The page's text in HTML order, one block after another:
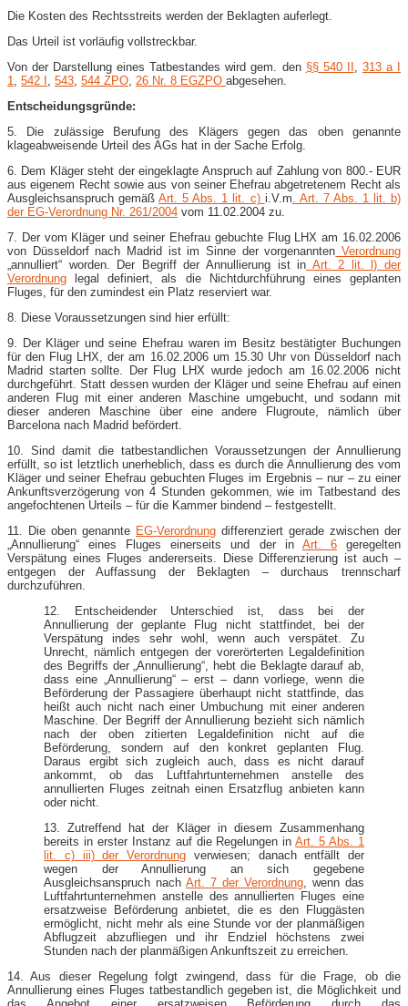
Die Kosten des Rechtsstreits werden der Beklagten auferlegt.
Das Urteil ist vorläufig vollstreckbar.
Von der Darstellung eines Tatbestandes wird gem. den §§ 540 II
313 a I
1
542 I 543 544 ZPO 26 Nr. 8 EGZPO abgesehen.
Entscheidungsgründe:
5. Die zulässige Berufung des Klägers gegen das oben genannte
klageabweisende Urteil des AGs hat in der Sache Erfolg.
6. Dem Kläger steht der eingeklagte Anspruch auf Zahlung von 800.- EUR
aus eigenem Recht sowie aus von seiner Ehefrau abgetretenem Recht als
Ausgleichsanspruch gemäßArt. 5 Abs. 1 lit. c) i.V.m . Art. 7 Abs. 1 lit. b)
der EG-Verordnung Nr. 261/2004 vom 11.02.2004 zu.
7. Der vom Kläger und seiner Ehefrau gebuchte Flug LHX am 16.02.2006
von Düsseldorf nach Madrid ist im Sinne der vorgenannten Verordnung
„annulliert“ worden. Der Begriff der Annullierung ist in Art. 2 lit. l) der
Verordnung legal definiert, als die Nichtdurchführung eines geplanten
Fluges, für den zumindest ein Platz reserviert war.
8. Diese Voraussetzungen sind hier erfüllt:
9. Der Kläger und seine Ehefrau waren im Besitz bestätigter Buchungen
für den Flug LHX, der am 16.02.2006 um 15.30 Uhr von Düsseldorf nach
Madrid starten sollte. Der Flug LHX wurde jedoch am 16.02.2006 nicht
durchgeführt. Statt dessen wurden der Kläger und seine Ehefrau auf einen
anderen Flug mit einer anderen Maschine umgebucht, und sodann mit
dieser anderen Maschine über eine andere Flugroute, nämlich über
Barcelona nach Madrid befördert.
10. Sind damit die tatbestandlichen Voraussetzungen der Annullierung
erfüllt, so ist letztlich unerheblich, dass es durch die Annullierung des vom
Kläger und seiner Ehefrau gebuchten Fluges im Ergebnis – nur – zu einer
Ankunftsverzögerung von 4 Stunden gekommen, wie im Tatbestand des
angefochtenen Urteils – für die Kammer bindend – festgestellt.
11. Die oben genannte EG-Verordnung differenziert gerade zwischen der
„Annullierung“ eines Fluges einerseits und der in Art. 6geregelten
Verspätung eines Fluges andererseits. Diese Differenzierung ist auch –
entgegen der Auffassung der Beklagten – durchaus trennscharf
durchzuführen.
12. Entscheidender Unterschied ist, dass bei der
Annullierung der geplante Flug nicht stattfindet, bei der
Verspätung indes sehr wohl, wenn auch verspätet. Zu
Unrecht, nämlich entgegen der vorerörterten Legaldefinition
des Begriffs der „Annullierung“, hebt die Beklagte darauf ab,
dass eine „Annullierung“ – erst – dann vorliege, wenn die
Beförderung der Passagiere überhaupt nicht stattfinde, das
heißt auch nicht nach einer Umbuchung mit einer anderen
Maschine. Der Begriff der Annullierung bezieht sich nämlich
nach der oben zitierten Legaldefinition nicht auf die
Beförderung, sondern auf den konkret geplanten Flug.
Daraus ergibt sich zugleich auch, dass es nicht darauf
ankommt, ob das Luftfahrtunternehmen anstelle des
annullierten Fluges zeitnah einen Ersatzflug anbieten kann
oder nicht.
13. Zutreffend hat der Kläger in diesem Zusammenhang
bereits in erster Instanz auf die Regelungen inArt. 5 Abs. 1
lit. c) iii) der Verordnung verwiesen; danach entfällt der
wegen der Annullierung an sich gegebene
Ausgleichsanspruch nach Art. 7 der Verordnung , wenn das
Luftfahrtunternehmen anstelle des annullierten Fluges eine
ersatzweise Beförderung anbietet, die es den Fluggästen
ermöglicht, nicht mehr als eine Stunde vor der planmäßigen
Abflugzeit abzufliegen und ihr Endziel höchstens zwei
Stunden nach der planmäßigen Ankunftszeit zu erreichen.
14. Aus dieser Regelung folgt zwingend, dass für die Frage, ob die
Annullierung eines Fluges tatbestandlich gegeben ist, die Möglichkeit und
das Angebot einer ersatzweisen Beförderung durch das